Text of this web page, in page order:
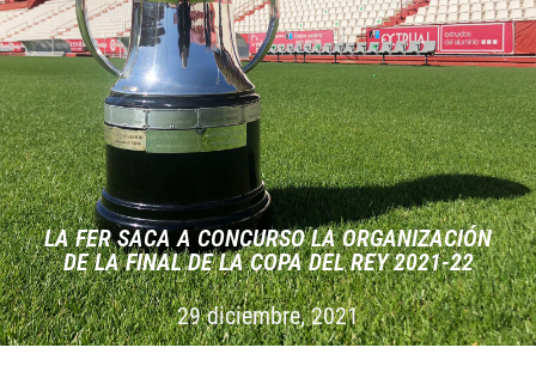
LA FER SACA A CONCURSO LA ORGANIZACIÓN
DE LA FINAL DE LA COPA DEL REY 2021-22
29 diciembre, 2021